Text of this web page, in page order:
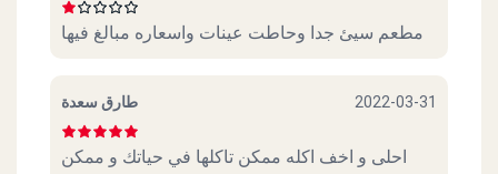
مطعم سيئ جدا وحاطت عينات واسعاره مبالغ فيها
طارق سعدة 2022-03-31
احلى و اخف اكله ممكن تاكلها في حياتك و ممكن